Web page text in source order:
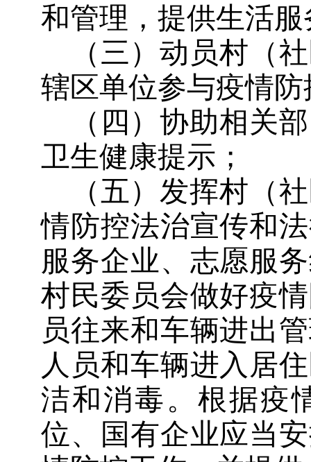
和管理，提供生活
（三）动员村（
辖区单位参与疫情
（四）协助相关
卫生健康提示；
（五）发挥村（
情防控法治宣传和
服务企业、志愿服
村民委员会做好疫
员往来和车辆进出
人员和车辆进入居
洁和消毒。根据疫
位、国有企业应当